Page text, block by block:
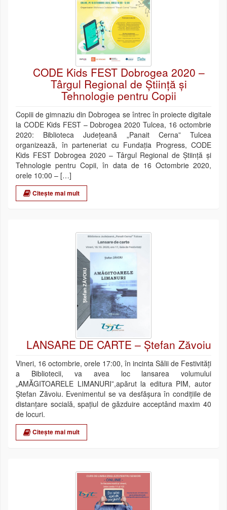
CODE Kids FEST Dobrogea 2020 –
Târgul Regional de Știință și
Tehnologie pentru Copii
Copiii de gimnaziu din Dobrogea se întrec în proiecte digitale
la CODE Kids FEST – Dobrogea 2020 Tulcea, 16 octombrie
2020: Biblioteca Județeană „Panait Cerna” Tulcea
organizează, în parteneriat cu Fundația Progress, CODE
Kids FEST Dobrogea 2020 – Târgul Regional de Știință și
Tehnologie pentru Copii, în data de 16 Octombrie 2020,
orele 10:00 – […]
Citește mai mult
LANSARE DE CARTE – Ștefan Zăvoiu
Vineri, 16 octombrie, orele 17:00, în incinta Sălii de Festivități
a Bibliotecii, va avea loc lansarea volumului
„AMĂGITOARELE LIMANURI”,apărut la editura PIM, autor
Ștefan Zăvoiu. Evenimentul se va desfășura în condițiile de
distanțare socială, spațiul de găzduire acceptând maxim 40
de locuri.
Citește mai mult